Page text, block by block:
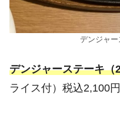
デンジャー
デンジャーステーキ（
ライス付）税込2,100円